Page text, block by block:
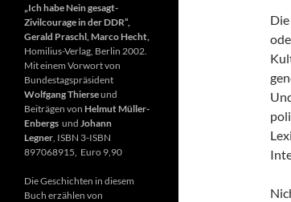
„Ich habe Nein gesagt-
Zivilcourage in der DDR“,
Gerald Praschl, Marco Hecht,
Homilius-Verlag, Berlin 2002.
Mit einem Vorwort von
Bundestagspräsident
Wolfgang Thierseund
Beiträgen von Helmut Müller-
Enbergs und Johann
Legner , ISBN 3-ISBN
897068915, Euro 9,90
Die Geschichten in diesem
Buch erzählen von